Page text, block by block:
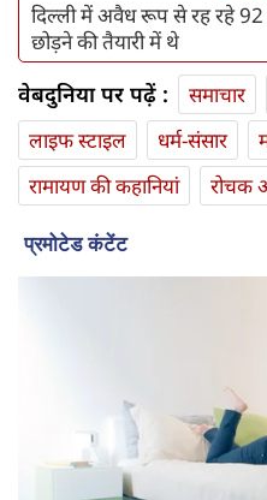
दिल्ली में अवैध रूप से रह रहे 92
छोड़ने की तैयारी में थे
वेबदुनिया पर पढ़ें : समाचार
लाइफ स्‍टाइल
धर्म-संसार
रामायण की कहानियां
रोचक